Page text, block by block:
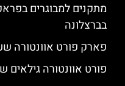
מתקנים למבוגרים
בברצלונה
פארק פורט אוונטורה
פורט אוונטורה